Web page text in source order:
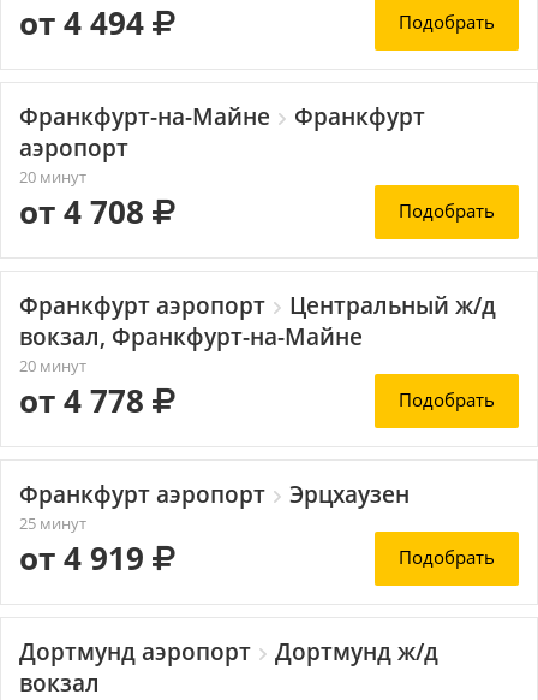
от 4 494 Подобрать
Франкфурт-на-Майне
Франкфурт
аэропорт
20 минут
от 4 708 Подобрать
Франкфурт аэропорт
Центральный ж/д
вокзал, Франкфурт-на-Майне
20 минут
от 4 778 Подобрать
Франкфурт аэропорт Эрцхаузен
25 минут
от 4 919 Подобрать
Дортмунд аэропорт
Дортмунд ж/д
вокзал